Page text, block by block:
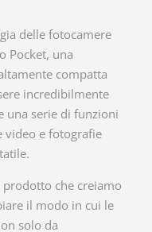
delle fotocamere
Pocket, una
compatta
incredibilmente
una serie di funzioni
video e fotografie
prodotto che creiamo
il modo in cui le
solo da